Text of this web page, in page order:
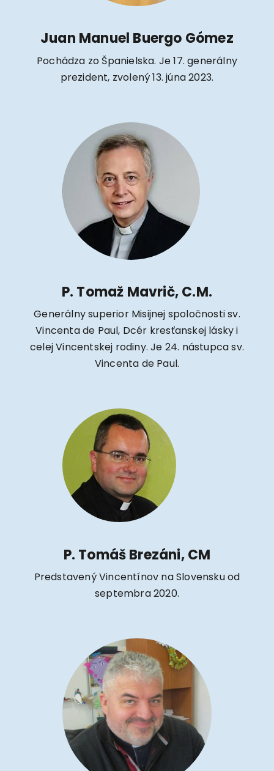
Juan Manuel Buergo Gómez
Pochádza zo Španielska. Je 17. generálny
prezident, zvolený 13. júna 2023.
P. Tomaž Mavrič, C.M.
Generálny superior Misijnej spoločnosti sv.
Vincenta de Paul, Dcér kresťanskej lásky i
celej Vincentskej rodiny. Je 24. nástupca sv.
Vincenta de Paul.
P. Tomáš Brezáni, CM
Predstavený Vincentínov na Slovensku od
septembra 2020.